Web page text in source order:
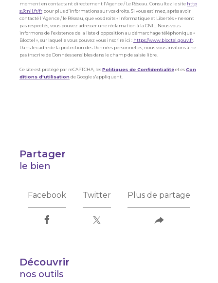
moment en contactant directement l’Agence / Le Réseau. Consultez le site http
s://cnil.fr/fr pour plus d’informations sur vos droits. Si vous estimez, après avoir
contacté l'Agence / le Réseau, que vos droits « Informatique et Libertés » ne sont
pas respectés, vous pouvez adresser une réclamation à la CNIL. Nous vous
informons de l’existence de la liste d'opposition au démarchage téléphonique «
Bloctel », sur laquelle vous pouvez vous inscrire ici : https://www.bloctel.gouv.fr
Dans le cadre de la protection des Données personnelles, nous vous invitons à ne
pas inscrire de Données sensibles dans le champ de saisie libre.
Ce site est protégé par reCAPTCHA, lesPolitiques de Confidentialitéet esCon
ditions d'utilisation de Google s'appliquent.
partager
le bien
Facebook Twitter Plus de partage
découvrir
nos outils